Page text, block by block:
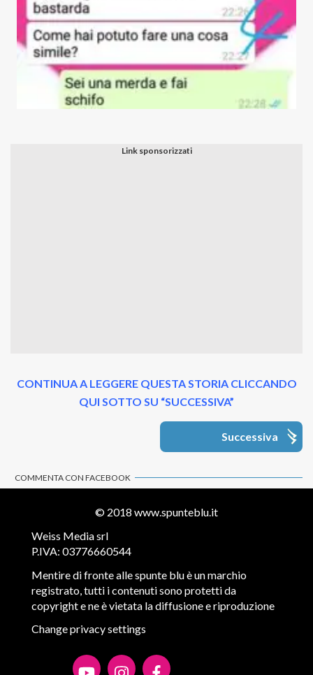
CONTINUA A LEGGERE QUESTA STORIA CLICCANDO
QUI SOTTO SU “SUCCESSIVA”
Successiva
COMMENTA CON FACEBOOK
© 2018 www.spunteblu.it
Weiss Media srl
P.IVA: 03776660544
Mentire di fronte alle spunte blu è un marchio
registrato, tutti i contenuti sono protetti da
copyright e ne è vietata la diffusione e riproduzione
Change privacy settings